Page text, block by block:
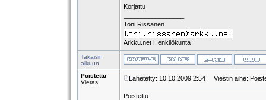
Korjattu
Toni Rissanen
Arkku.net Henkilökunta
Takaisin
alkuun
Poistettu
Vieras
Lähetetty: 10.10.2009 2:54 Viestin aihe:
Poistettu